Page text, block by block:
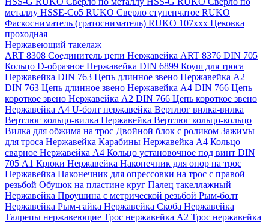
металлу HSSE-Co5 RUKO Сверло ступенчатое RUKO
Фаскосниматель (гратосниматель) RUKO 107xxx Цековка
проходная
Нержавеющий такелаж
ART 8308 Соединитель цепи Нержавейка ART 8376 DIN 705
Кольцо D-образное Нержавейка DIN 6899 Коуш для троса
Нержавейка DIN 763 Цепь длинное звено Нержавейка A2
DIN 763 Цепь длинное звено Нержавейка A4 DIN 766 Цепь
короткое звено Нержавейка A2 DIN 766 Цепь короткое звено
Нержавейка А4 U-болт нержавейка Вертлюг вилка-вилка
Вертлюг кольцо-вилка Нержавейка Вертлюг кольцо-кольцо
Вилка для обжима на трос Двойной блок с роликом Зажимы
для троса Нержавейка Карабины Нержавейка А4 Кольцо
сварное Нержавейка A4 Кольцо установочное под винт DIN
705 А1 Крюки Нержавейка Наконечник для опор на трос
Нержавейка Наконечник для опрессовки на трос с правой
резьбой Обушок на пластине круг Палец такеллажный
Нержавейка Проушина с метрической резьбой Рым-болт
Нержавейка Рым-гайка Нержавейка Скоба Нержавейка
Талрепы нержавеющие Трос нержавейка А2 Трос нержавейка